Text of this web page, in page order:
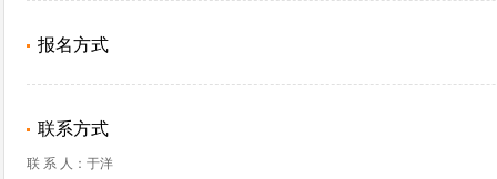
报名方式
联系方式
联 系 人：于洋